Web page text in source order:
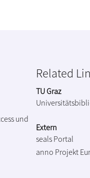
und
Related
TU Graz
Extern
seals Portal
anno Projekt